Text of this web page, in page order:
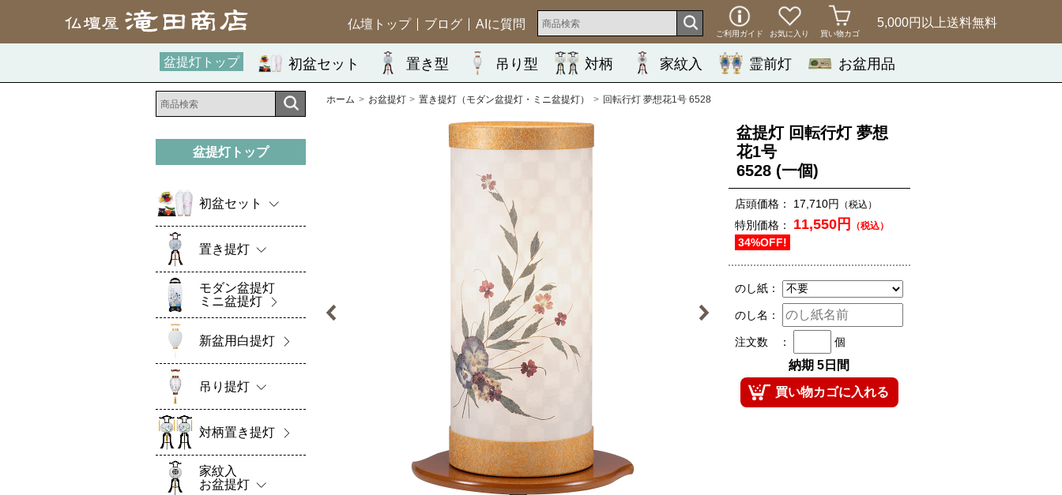
5,000円以上送料無料
ご利用ガイド お気に入り 買い物カゴ
仏壇トップ ブログ AIに質問
盆提灯トップ 初盆セット 置き型 吊り型 対柄 家紋入 霊前灯 お盆用品
ホーム お盆提灯 置き提灯（モダン盆提灯・ミニ盆提灯） 回転行灯 夢想花1号 6528
盆提灯 回転行灯 夢想
花1号
6528 (一個)
店頭価格： 17,710円 （税込）
特別価格： 11,550円 （税込）
34%OFF!
のし紙：
のし名：
注文数 ： 個
納期 5日間
盆提灯トップ
初盆セット
置き提灯
モダン盆提灯
ミニ盆提灯
新盆用白提灯
吊り提灯
対柄置き提灯
家紋入
お盆提灯